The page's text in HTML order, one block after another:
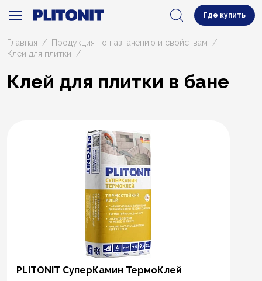
Где купить
Главная
Продукция по назначению и свойствам
Клеи для плитки
Клей для плитки в бане
PLITONIT СуперКамин ТермоКлей